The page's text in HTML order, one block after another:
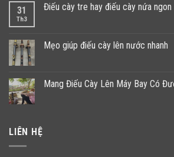
31
Th3
Điếu cày tre hay điếu cày nứa ngon
Mẹo giúp điếu cày lên nước nhanh
Mang Điếu Cày Lên Máy Bay Có
LIÊN HỆ